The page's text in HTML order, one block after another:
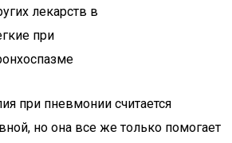
лекарств в
при
при пневмонии считается
но она все же только помогает